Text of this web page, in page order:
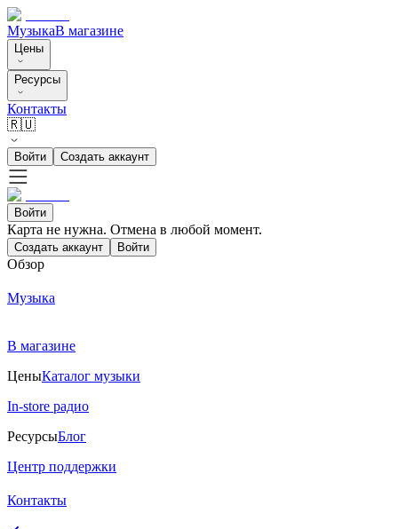
МузыкаВ магазине
Цены
Ресурсы
Контакты
🇷🇺
Войти Создать аккаунт
Войти
Карта не нужна. Отмена в любой момент.
Создать аккаунт Войти
Обзор
Музыка
В магазине
ЦеныКаталог музыки
In-store радио
РесурсыБлог
Центр поддержки
Контакты